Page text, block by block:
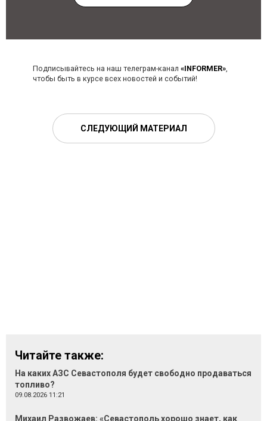
Подписывайтесь на наш телеграм-канал «INFORMER»,
чтобы быть в курсе всех новостей и событий!
СЛЕДУЮЩИЙ МАТЕРИАЛ
Читайте также:
На каких АЗС Севастополя будет свободно продаваться
топливо?
09.08.2026 11:21
Михаил Развожаев: «Севастополь хорошо знает, как